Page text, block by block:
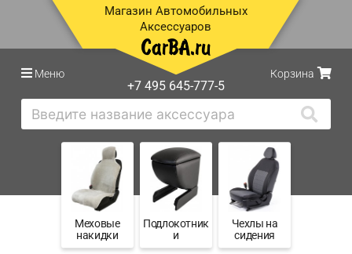
Магазин Автомобильных
Аксессуаров
Меню
+7 495 645-777-5
Корзина
Меховые
накидки
Подлокотник
и
Чехлы на
сидения